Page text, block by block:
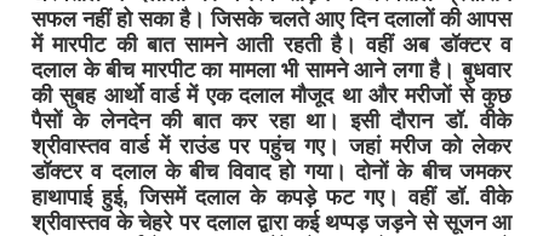
सफल नहीं हो सका है। जिसके चलते आए दिन दलालों की आपस
में मारपीट की बात सामने आती रहती है। वहीं अब डॉक्टर व
दलाल के बीच मारपीट का मामला भी सामने आने लगा है। बुधवार
की सुबह आर्थाे वार्ड में एक दलाल मौजूद था और मरीजों से कुछ
पैसों के लेनदेन की बात कर रहा था। इसी दौरान डॉ. वीके
श्रीवास्तव वार्ड में राउंड पर पहुंच गए। जहां मरीज को लेकर
डॉक्टर व दलाल के बीच विवाद हो गया। दोनों के बीच जमकर
हाथापाई हुई, जिसमें दलाल के कपड़े फट गए। वहीं डॉ. वीके
श्रीवास्तव के चेहरे पर दलाल द्वारा कई थप्पड़ जड़ने से सूजन आ